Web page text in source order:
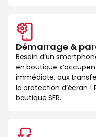
Démarrage &
Besoin d’un
en boutique
immédiate, aux
la protection d’écran !
boutique SFR.